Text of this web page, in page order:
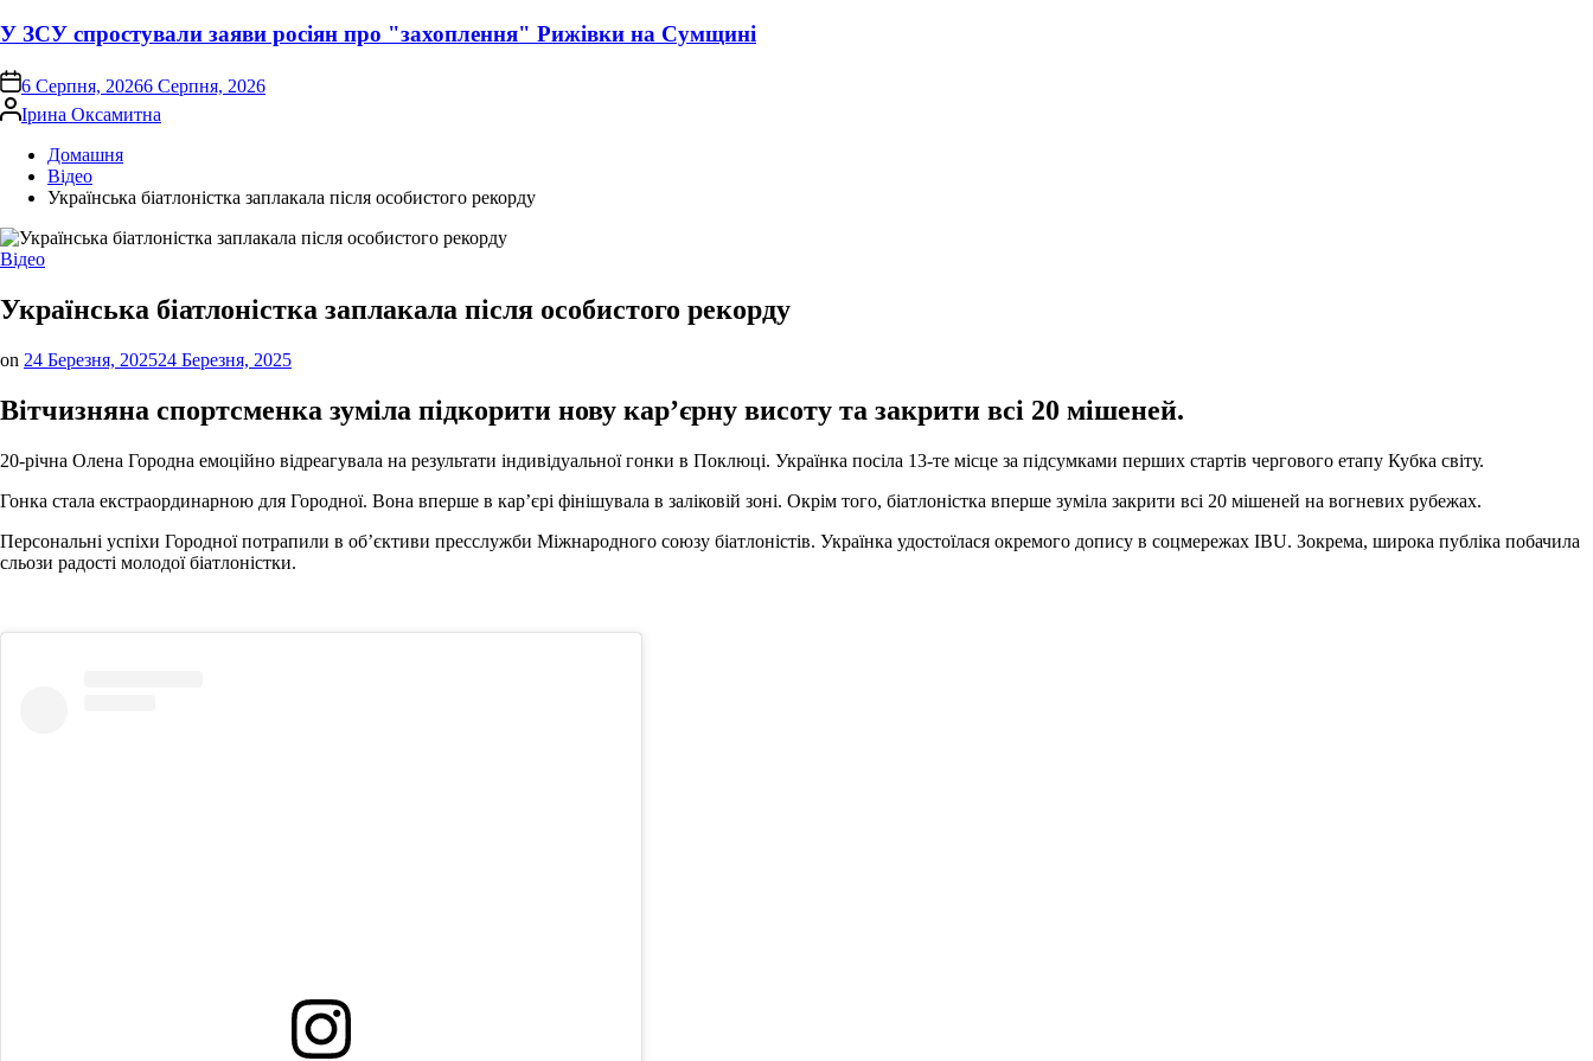
У ЗСУ спростували заяви росіян про "захоплення" Рижівки на Сумщині
on6 Серпня, 20266 Серпня, 2026
Опубліковано
Ірина Оксамитна
Домашня
Відео
Українська біатлоністка заплакала після особистого рекорду
Опублікувати
Відео
Українська біатлоністка заплакала після особистого рекорду
on 24 Березня, 202524 Березня, 2025
Вітчизняна спортсменка зуміла підкорити нову кар’єрну висоту та закрити всі 20 мішеней.
20-річна Олена Городна емоційно відреагувала на результати індивідуальної гонки в Поклюці. Українка посіла 13-те місце за підсумками перших стартів чергового етапу Кубка світу.
Гонка стала екстраординарною для Городної. Вона вперше в кар’єрі фінішувала в заліковій зоні. Окрім того, біатлоністка вперше зуміла закрити всі 20 мішеней на вогневих рубежах.
Персональні успіхи Городної потрапили в об’єктиви пресслужби Міжнародного союзу біатлоністів. Українка удостоїлася окремого допису в соцмережах IBU. Зокрема, широка публіка побачила
сльози радості молодої біатлоністки.